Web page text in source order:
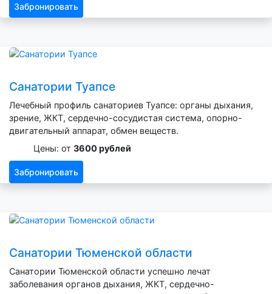
Забронировать
Санатории Туапсе
Лечебный профиль санаториев Туапсе: органы дыхания,
зрение, ЖКТ, сердечно-сосудистая система, опорно-
двигательный аппарат, обмен веществ.
Цены: от 3600 рублей
Забронировать
Санатории Тюменской области
Санатории Тюменской области успешно лечат
заболевания органов дыхания, ЖКТ, сердечно-